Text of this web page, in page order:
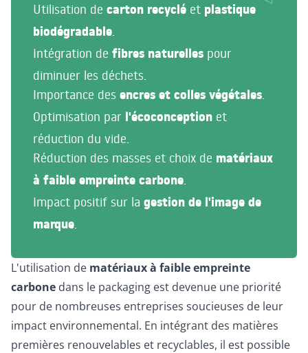
Utilisation de carton recyclé et plastique
biodégradable.
Intégration de fibres naturelles pour
diminuer les déchets.
Importance des encres et colles végétales.
Optimisation par l'écoconception et
réduction du vide.
Réduction des masses et choix de matériaux
à faible empreinte carbone.
Impact positif sur la gestion de l'image de
marque.
L'utilisation de matériaux à faible empreinte
carbone dans le packaging est devenue une priorité
pour de nombreuses entreprises soucieuses de leur
impact environnemental. En intégrant des matières
premières renouvelables et recyclables, il est possible